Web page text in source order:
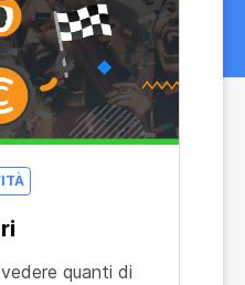
quanti di